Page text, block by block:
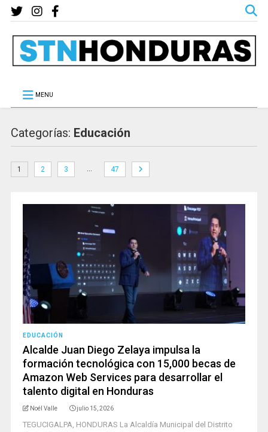
MENU
Categorías: Educación
1 2 3 … 47
EDUCACIÓN
Alcalde Juan Diego Zelaya impulsa la
formación tecnológica con 15,000 becas de
Amazon Web Services para desarrollar el
talento digital en Honduras
Noél Valle julio 15, 2026
TEGUCIGALPA, HONDURAS La Alcaldía Municipal del Distrito